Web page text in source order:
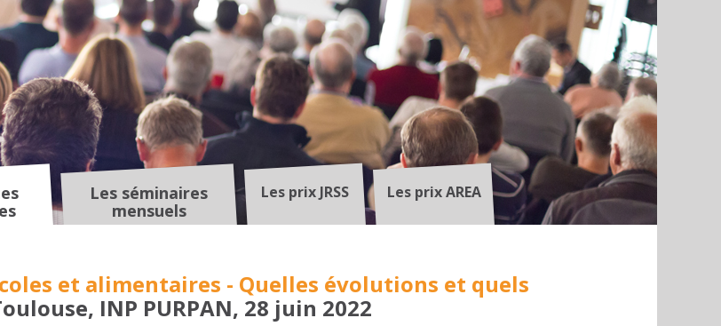
Les séminaires
mensuels
Les prix JRSS Les prix AREA
et alimentaires - Quelles évolutions et quels
INP PURPAN, 28 juin 2022